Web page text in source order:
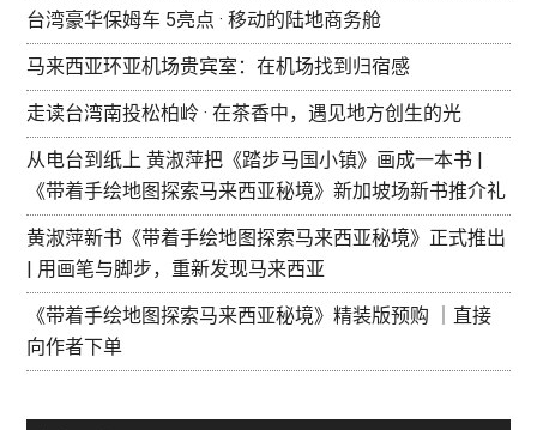
台湾豪华保姆车 5亮点 · 移动的陆地商务舱
马来西亚环亚机场贵宾室：在机场找到归宿感
走读台湾南投松柏岭 · 在茶香中，遇见地方创生的光
从电台到纸上 黄淑萍把《踏步马国小镇》画成一本书 |
《带着手绘地图探索马来西亚秘境》新加坡场新书推介礼
黄淑萍新书《带着手绘地图探索马来西亚秘境》正式推出
| 用画笔与脚步，重新发现马来西亚
《带着手绘地图探索马来西亚秘境》精装版预购 ｜直接
向作者下单